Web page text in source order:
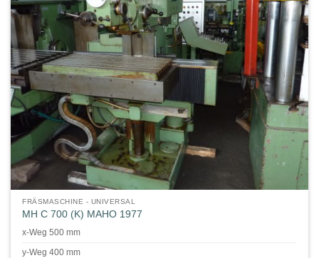
FRÄSMASCHINE - UNIVERSAL
MH C 700 (K) MAHO 1977
x-Weg 500 mm
y-Weg 400 mm